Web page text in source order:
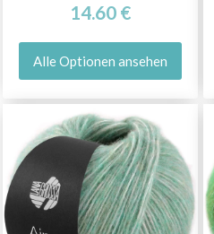
14.60 €
Alle Optionen ansehen